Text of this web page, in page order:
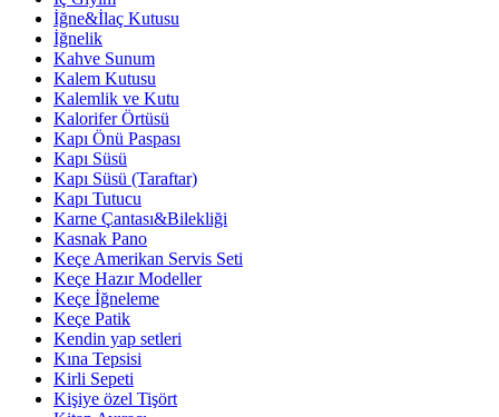
İğne&İlaç Kutusu
İğnelik
Kahve Sunum
Kalem Kutusu
Kalemlik ve Kutu
Kalorifer Örtüsü
Kapı Önü Paspası
Kapı Süsü
Kapı Süsü (Taraftar)
Kapı Tutucu
Karne Çantası&Bilekliği
Kasnak Pano
Keçe Amerikan Servis Seti
Keçe Hazır Modeller
Keçe İğneleme
Keçe Patik
Kendin yap setleri
Kına Tepsisi
Kirli Sepeti
Kişiye özel Tişört